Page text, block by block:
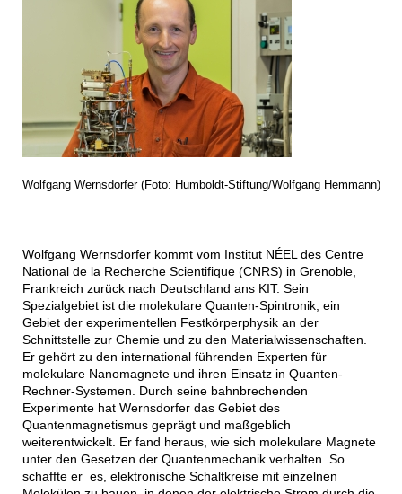
Wolfgang Wernsdorfer (Foto: Humboldt-Stiftung/Wolfgang Hemmann)
Wolfgang Wernsdorfer kommt vom Institut NÉEL des Centre
National de la Recherche Scientifique (CNRS) in Grenoble,
Frankreich zurück nach Deutschland ans KIT. Sein
Spezialgebiet ist die molekulare Quanten-Spintronik, ein
Gebiet der experimentellen Festkörperphysik an der
Schnittstelle zur Chemie und zu den Materialwissenschaften.
Er gehört zu den international führenden Experten für
molekulare Nanomagnete und ihren Einsatz in Quanten-
Rechner-Systemen. Durch seine bahnbrechenden
Experimente hat Wernsdorfer das Gebiet des
Quantenmagnetismus geprägt und maßgeblich
weiterentwickelt. Er fand heraus, wie sich molekulare Magnete
unter den Gesetzen der Quantenmechanik verhalten. So
schaffte er es, elektronische Schaltkreise mit einzelnen